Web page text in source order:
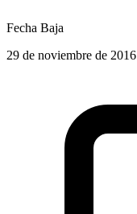
Fecha Baja
29 de noviembre de 2016